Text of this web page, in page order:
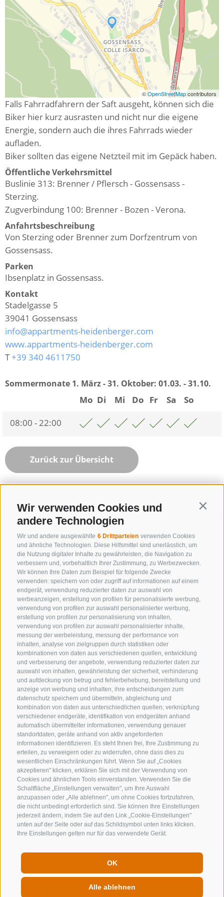
Wir verwenden Cookies und
andere Technologien
Wir und andere ausgewählte 6 Drittparteien verwenden Cookies
und ähnliche Technologien. Diese Hilfsmittel sind unerlässlich, um
die Nutzung digitaler Inhalte zu gewährleisten, die Navigation zu
verbessern und, vorbehaltlich Ihrer Zustimmung, zu Werbezwecken.
Wir können Ihre Daten zum Beispiel für folgende Zwecke
verwenden: speichern von oder zugriff auf informationen auf einem
endgerät, verwendung reduzierter daten zur auswahl von
werbeanzeigen, erstellung von profilen für personalisierte werbung,
verwendung von profilen zur auswahl personalisierter werbung,
erstellung von profilen zur personalisierung von inhalten,
verwendung von profilen zur auswahl personalisierter inhalte,
messung der werbeleistung, messung der performance von
inhalten, analyse von zielgruppen durch statistiken oder
kombinationen von daten aus verschiedenen quellen, entwicklung
und verbesserung der angebote, verwendung reduzierter daten zur
auswahl von inhalten, gewährleistung der sicherheit, verhinderung
und aufdeckung von betrug und fehlerbehebung, bereitstellung und
anzeige von werbung und inhalten, ihre entscheidungen zum
datenschutz speichern und übermitteln, abgleichung und
kombination von daten aus unterschiedlichen quellen, verknüpfung
verschiedener endgeräte, identifikation von endgeräten anhand
automatisch übermittelter informationen, verwendung genauer
standortdaten, geräte anhand von aktiv angeforderten
informationen identifizieren. Es steht Ihnen frei, Ihre Zustimmung zu
erteilen, zu verweigern oder zu widerrufen, ohne dass dies zu
wesentlichen Einschränkungen führt. Wenn Sie auf „Cookies
akzeptieren" klicken, erklären Sie sich mit der Verwendung von
Cookies und ähnlichen Tools einverstanden. Verwenden Sie die
Schaltfläche „Einstellungen verwalten", um Ihre Auswahl
anzupassen oder „Alle ablehnen", um ohne Cookies fortzufahren,
die nicht unbedingt erforderlich sind. Sie können Ihre Einstellungen
jederzeit ändern, indem Sie auf den Link „Cookie-Einstellungen"
unten auf der Seite oder auf das Schildsymbol unten links klicken.
Ihre Einstellungen gelten nur für das verwendete Gerät.
OK
Alle ablehnen
©OpenStreetMapcontributors
Falls Fahrradfahrern der Saft ausgeht, können sich die
Biker hier kurz ausrasten und nicht nur die eigene
Energie, sondern auch die ihres Fahrrads wieder
aufladen.
Biker sollten das eigene Netzteil mit im Gepäck haben.
Öffentliche Verkehrsmittel
Buslinie 313: Brenner / Pflersch - Gossensass -
Sterzing.
Zugverbindung 100: Brenner - Bozen - Verona.
Anfahrtsbeschreibung
Von Sterzing oder Brenner zum Dorfzentrum von
Gossensass.
Parken
Ibsenplatz in Gossensass.
Kontakt
Stadelgasse 5
39041 Gossensass
info@appartments-heidenberger.com
www.appartments-heidenberger.com
T+39 340 4611750
Sommermonate 1. März - 31. Oktober: 01.03. - 31.10.
Mo Di Mi Do Fr Sa
So
08:00 - 22:00
Zurück zur Übersicht
KONTAKTIERE UNS
+39 0472 632 372
info@gossensass.org
NEWSLETTER
Bleib am Laufenden
Newsletter Anmelden
IMPRESSUM
MwSt. IT00167870211 - Str. Nr. 81000090217